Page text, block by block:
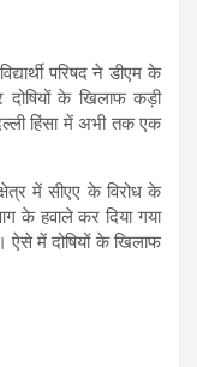
परिषद ने डीएम के
दोषियों के खिलाफ कड़ी
हिंसा में अभी तक एक
में सीएए के विरोध के
के हवाले कर दिया गया
ऐसे में दोषियों के खिलाफ